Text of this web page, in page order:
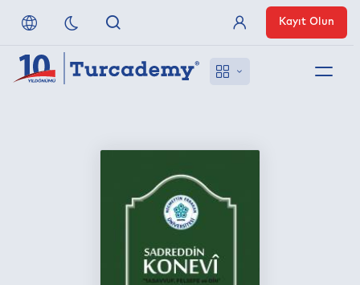
Referanslarımız
Üye Girişi
Kayıt Olun